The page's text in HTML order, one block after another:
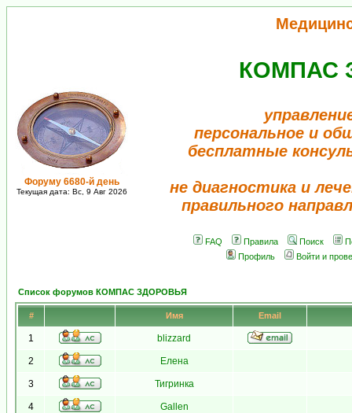
Форуму 6680-й день
Текущая дата: Вс, 9 Авг 2026
КОМПАС
персональное и
бесплатные
не диагностика и
правильного
FAQ Правила Поиск
Профиль
Войти и
Список форумов КОМПАС ЗДОРОВЬЯ
# Имя Email
1 blizzard
2 Елена
3 Тигринка
4 Gallen